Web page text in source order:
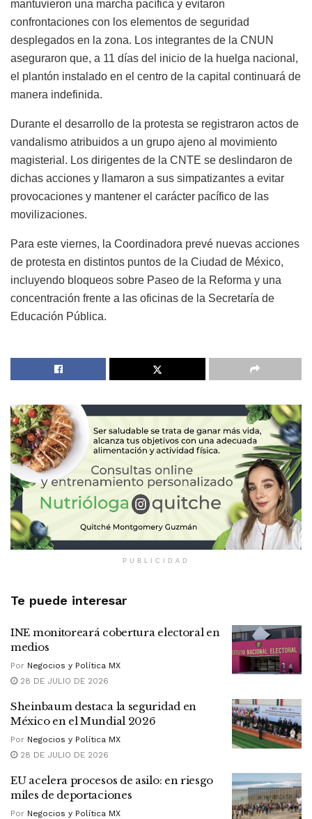
mantuvieron una marcha pacífica y evitaron
confrontaciones con los elementos de seguridad
desplegados en la zona. Los integrantes de la CNUN
aseguraron que, a 11 días del inicio de la huelga nacional,
el plantón instalado en el centro de la capital continuará de
manera indefinida.
Durante el desarrollo de la protesta se registraron actos de
vandalismo atribuidos a un grupo ajeno al movimiento
magisterial. Los dirigentes de la CNTE se deslindaron de
dichas acciones y llamaron a sus simpatizantes a evitar
provocaciones y mantener el carácter pacífico de las
movilizaciones.
Para este viernes, la Coordinadora prevé nuevas acciones
de protesta en distintos puntos de la Ciudad de México,
incluyendo bloqueos sobre Paseo de la Reforma y una
concentración frente a las oficinas de la Secretaría de
Educación Pública.
PUBLICIDAD
Te puede interesar
INE monitoreará cobertura electoral en
medios
Por Negocios y Política MX
28 DE JULIO DE 2026
Sheinbaum destaca la seguridad en
México en el Mundial 2026
Por Negocios y Política MX
28 DE JULIO DE 2026
EU acelera procesos de asilo: en riesgo
miles de deportaciones
Por Negocios y Política MX